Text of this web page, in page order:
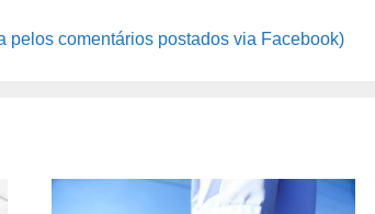
pelos comentários postados via Facebook)